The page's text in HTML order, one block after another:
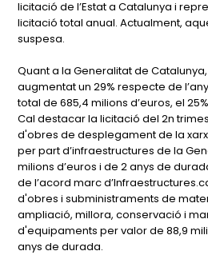
licitació de l’Estat a Catalunya i
licitació total anual. Actualment,
suspesa.
Quant a la Generalitat de
augmentat un 29% respecte de
total de 685,4 milions d’euros, el
Cal destacar la licitació del 2n
d'obres de desplegament de la
per part d’infraestructures de la
milions d’euros i de 2 anys de
de l’acord marc
d'obres i subministraments de
ampliació, millora, conservació i
d'equipaments per valor de 88,9
anys de durada.